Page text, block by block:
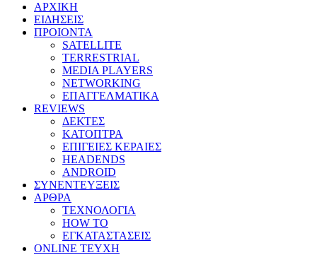
ΑΡΧΙΚΗ
ΕΙΔΗΣΕΙΣ
ΠΡΟΙΟΝΤΑ
SATELLITE
TERRESTRIAL
MEDIA PLAYERS
NETWORKING
ΕΠΑΓΓΕΛΜΑΤΙΚΑ
REVIEWS
ΔΕΚΤΕΣ
ΚΑΤΟΠΤΡΑ
ΕΠΙΓΕΙΕΣ ΚΕΡΑΙΕΣ
HEADENDS
ANDROID
ΣΥΝΕΝΤΕΥΞΕΙΣ
ΑΡΘΡΑ
ΤΕΧΝΟΛΟΓΙΑ
HOW TO
ΕΓΚΑΤΑΣΤΑΣΕΙΣ
ONLINE TEYXH